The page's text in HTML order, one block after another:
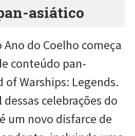
asiático
do Coelho começa
conteúdo pan-
of Warships: Legends.
celebrações do
um novo disfarce de